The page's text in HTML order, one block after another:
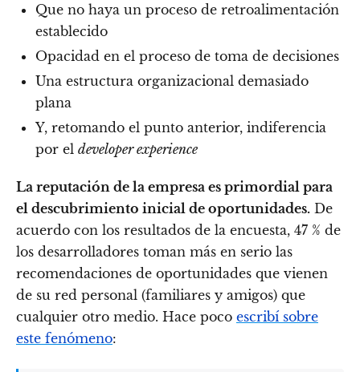
Que no haya un proceso de retroalimentación
establecido
Opacidad en el proceso de toma de decisiones
Una estructura organizacional demasiado
plana
Y, retomando el punto anterior, indiferencia
por el developer experience
La reputación de la empresa es primordial para
el descubrimiento inicial de oportunidades. De
acuerdo con los resultados de la encuesta, 47 % de
los desarrolladores toman más en serio las
recomendaciones de oportunidades que vienen
de su red personal (familiares y amigos) que
cualquier otro medio. Hace poco escribí sobre
este fenómeno: